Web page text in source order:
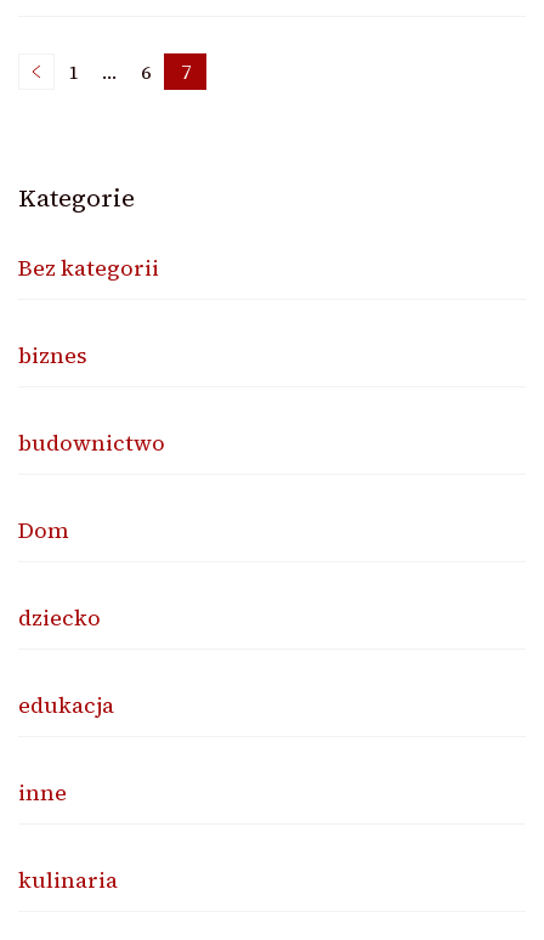
Nawigacja
wpisach
Strona
1 … Strona
6 Strona
7
Kategorie
Bez kategorii
biznes
budownictwo
Dom
dziecko
edukacja
inne
kulinaria